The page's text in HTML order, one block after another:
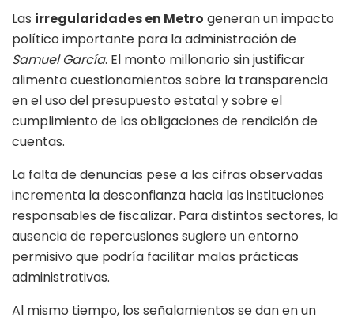
Las irregularidades en Metro generan un impacto
político importante para la administración de
Samuel García. El monto millonario sin justificar
alimenta cuestionamientos sobre la transparencia
en el uso del presupuesto estatal y sobre el
cumplimiento de las obligaciones de rendición de
cuentas.
La falta de denuncias pese a las cifras observadas
incrementa la desconfianza hacia las instituciones
responsables de fiscalizar. Para distintos sectores, la
ausencia de repercusiones sugiere un entorno
permisivo que podría facilitar malas prácticas
administrativas.
Al mismo tiempo, los señalamientos se dan en un